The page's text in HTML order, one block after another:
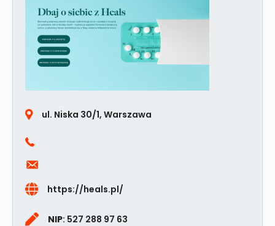
ul. Niska 30/1, Warszawa
https://heals.pl/
NIP: 527 288 97 63